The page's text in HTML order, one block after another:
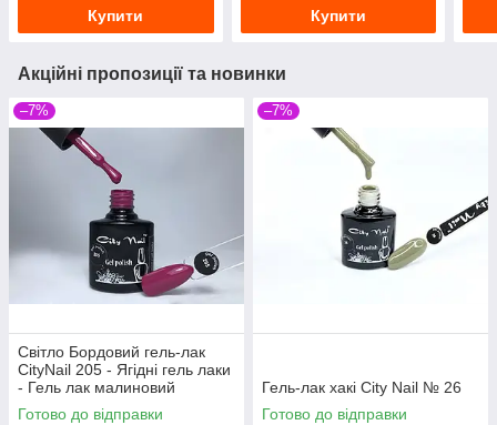
Купити Купити
Акційні пропозиції та новинки
–7%
Світло Бордовий гель-лак
CityNail 205 - Ягідні гель лаки
- Гель лак малиновий
рожевий
Готово до відправки
–7%
Гель-лак хакі City Nail № 26
Готово до відправки